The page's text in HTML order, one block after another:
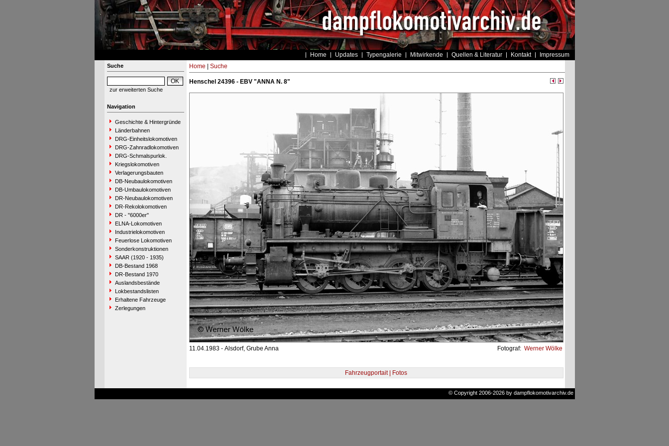
Home Updates Typengalerie Mitwirkende Quellen & Literatur Kontakt Impressum
Suche
zur erweiterten Suche
Navigation
Geschichte & Hintergründe
Länderbahnen
DRG-Einheitslokomotiven
DRG-Zahnradlokomotiven
DRG-Schmalspurlok.
Kriegslokomotiven
Verlagerungsbauten
DB-Neubaulokomotiven
DB-Umbaulokomotiven
DR-Neubaulokomotiven
DR-Rekolokomotiven
DR - "6000er"
ELNA-Lokomotiven
Industrielokomotiven
Feuerlose Lokomotiven
Sonderkonstruktionen
SAAR (1920 - 1935)
DB-Bestand 1968
DR-Bestand 1970
Auslandsbestände
Lokbestandslisten
Erhaltene Fahrzeuge
Zerlegungen
Home Suche
Henschel 24396 - EBV "ANNA N. 8"
11.04.1983 - Alsdorf, Grube Anna Fotograf: Werner Wölke
Fahrzeugportait | Fotos
© Copyright 2006-2026 by dampflokomotivarchiv.de